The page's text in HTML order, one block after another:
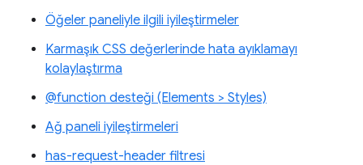
Öğeler paneliyle ilgili iyileştirmeler
Karmaşık CSS değerlerinde hata ayıklamayı
kolaylaştırma
@function desteği (Elements > Styles)
Ağ paneli iyileştirmeleri
has-request-header filtresi